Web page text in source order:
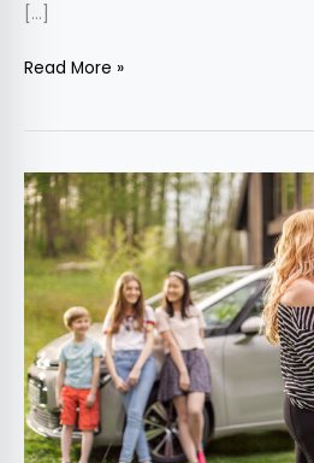
[…]
Read More »
Cum
arată
mașina
de
familie
perfectă?